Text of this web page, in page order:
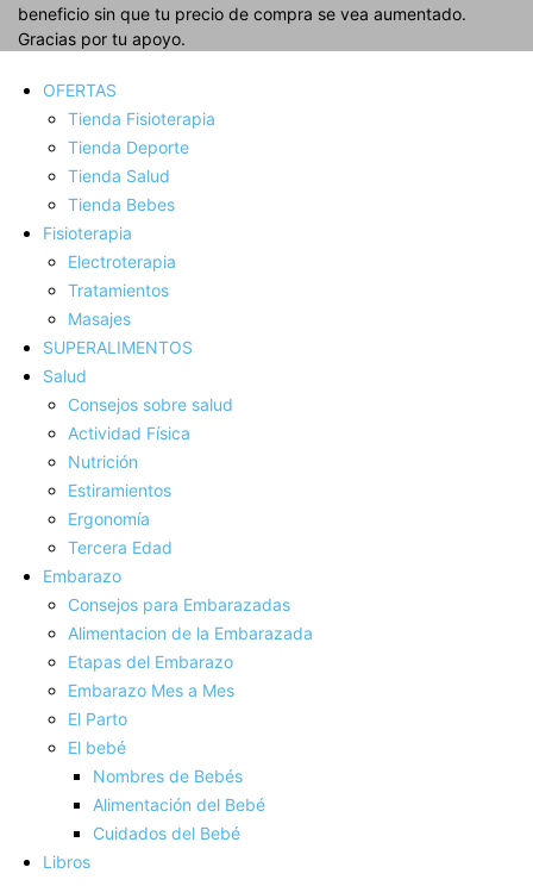
beneficio sin que tu precio de compra se vea aumentado.
Gracias por tu apoyo.
OFERTAS
Tienda Fisioterapia
Tienda Deporte
Tienda Salud
Tienda Bebes
Fisioterapia
Electroterapia
Tratamientos
Masajes
SUPERALIMENTOS
Salud
Consejos sobre salud
Actividad Fí­sica
Nutrición
Estiramientos
Ergonomí­a
Tercera Edad
Embarazo
Consejos para Embarazadas
Alimentacion de la Embarazada
Etapas del Embarazo
Embarazo Mes a Mes
El Parto
El bebé
Nombres de Bebés
Alimentación del Bebé
Cuidados del Bebé
Libros